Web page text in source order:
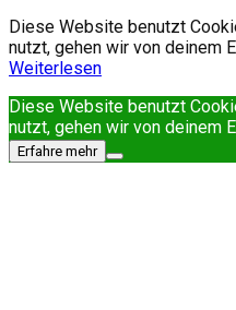
Diese Website benutzt
nutzt, gehen wir von deinem
Weiterlesen
Diese Website benutzt
nutzt, gehen wir von deinem
Erfahre mehr